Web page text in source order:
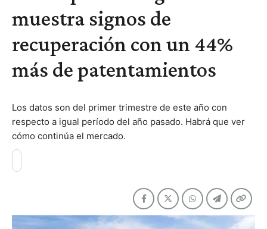
muestra signos de
recuperación con un 44%
más de patentamientos
Los datos son del primer trimestre de este año con
respecto a igual período del año pasado. Habrá que ver
cómo continúa el mercado.